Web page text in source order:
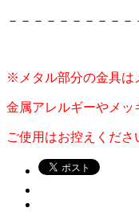
－－－－－－－－－
※メタル部分の金具は
金属アレルギーやメ
ご使用はお控えくださ